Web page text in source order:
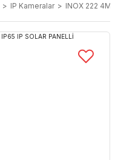
IP Kameralar INOX 222